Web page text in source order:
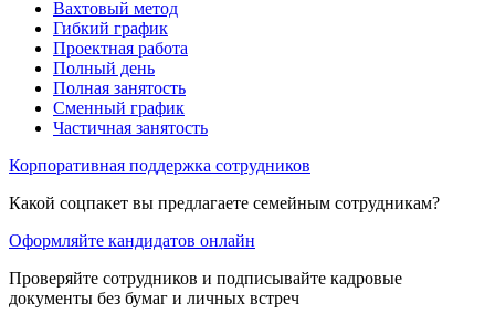
Вахтовый метод
Гибкий график
Проектная работа
Полный день
Полная занятость
Сменный график
Частичная занятость
Корпоративная поддержка сотрудников
Какой соцпакет вы предлагаете семейным сотрудникам?
Оформляйте кандидатов онлайн
Проверяйте сотрудников и подписывайте кадровые
документы без бумаг и личных встреч